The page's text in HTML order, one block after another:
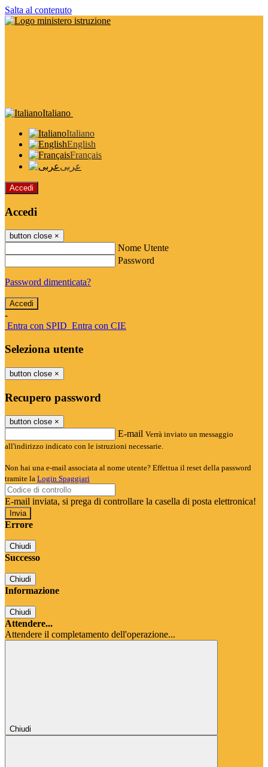
Salta al contenuto
Italiano
Italiano
English
Français
عربى
Accedi
Accedi
button close ×
Nome Utente
Password
Password dimenticata?
-
Entra con SPID Entra con CIE
Seleziona utente
button close ×
Recupero password
button close ×
E-mail Verrà inviato un messaggio
all'indirizzo indicato con le istruzioni necessarie.
Non hai una e-mail associata al nome utente? Effettua il reset della password
tramite la Login Spaggiari
E-mail inviata, si prega di controllare la casella di posta elettronica!
Errore
Chiudi
Successo
Chiudi
Informazione
Chiudi
Attendere...
Attendere il completamento dell'operazione...
Chiudi